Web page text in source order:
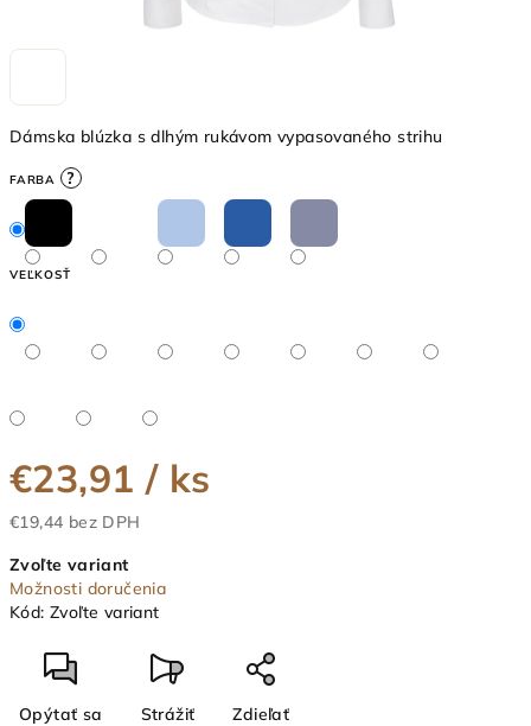
Dámska blúzka s dlhým rukávom vypasovaného strihu
FARBA ?
VEĽKOSŤ
€23,91 / ks
€19,44 bez DPH
cena:
Zvoľte variant
Možnosti doručenia
Kód: Zvoľte variant
Opýtať sa Strážiť Zdieľať